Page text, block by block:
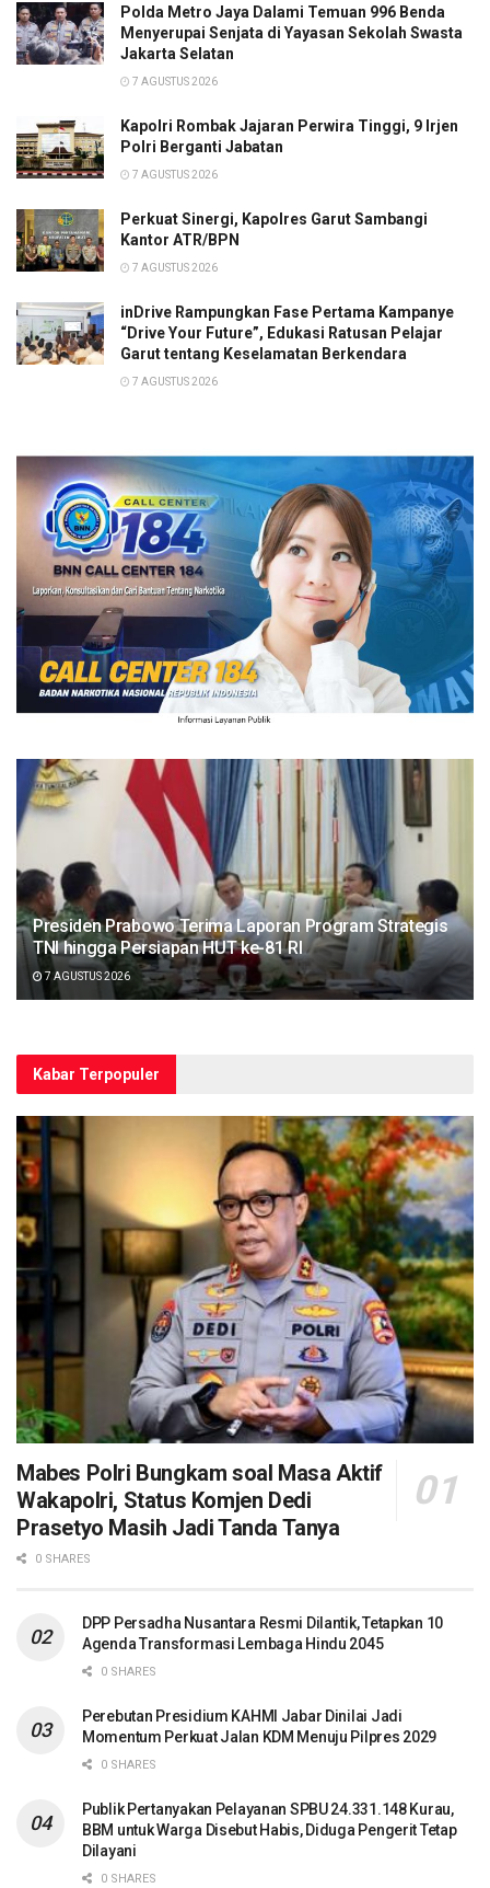
Polda Metro Jaya Dalami Temuan 996 Benda
Menyerupai Senjata di Yayasan Sekolah Swasta
Jakarta Selatan
7 AGUSTUS 2026
Kapolri Rombak Jajaran Perwira Tinggi, 9 Irjen
Polri Berganti Jabatan
7 AGUSTUS 2026
Perkuat Sinergi, Kapolres Garut Sambangi
Kantor ATR/BPN
7 AGUSTUS 2026
inDrive Rampungkan Fase Pertama Kampanye
“Drive Your Future”, Edukasi Ratusan Pelajar
Garut tentang Keselamatan Berkendara
7 AGUSTUS 2026
Presiden Prabowo Terima Laporan Program Strategis
TNI hingga Persiapan HUT ke-81 RI
7 AGUSTUS 2026
Kabar Terpopuler
Mabes Polri Bungkam soal Masa Aktif
Wakapolri, Status Komjen Dedi
Prasetyo Masih Jadi Tanda Tanya
0 SHARES
DPP Persadha Nusantara Resmi Dilantik, Tetapkan 10
Agenda Transformasi Lembaga Hindu 2045
0 SHARES
Perebutan Presidium KAHMI Jabar Dinilai Jadi
Momentum Perkuat Jalan KDM Menuju Pilpres 2029
0 SHARES
Publik Pertanyakan Pelayanan SPBU 24.331.148 Kurau,
BBM untuk Warga Disebut Habis, Diduga Pengerit Tetap
Dilayani
0 SHARES